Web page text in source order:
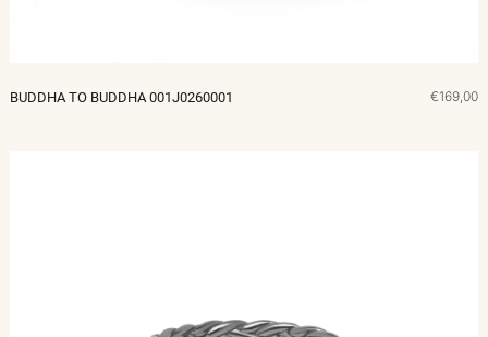
BUDDHA TO BUDDHA 001J0260001 €169,00